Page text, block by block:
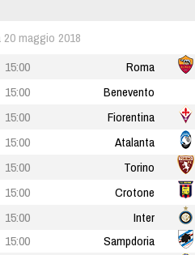
20 maggio 2018
15:00
Roma
15:00
Benevento
15:00
Fiorentina
15:00
Atalanta
15:00
Torino
15:00
Crotone
15:00
Inter
15:00
Sampdoria